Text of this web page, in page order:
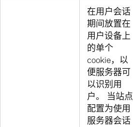
在用户会话
期间放置在
用户设备上
的单个
cookie，以
便服务器可
以识别用
户。 当站点
配置为使用
服务器会话